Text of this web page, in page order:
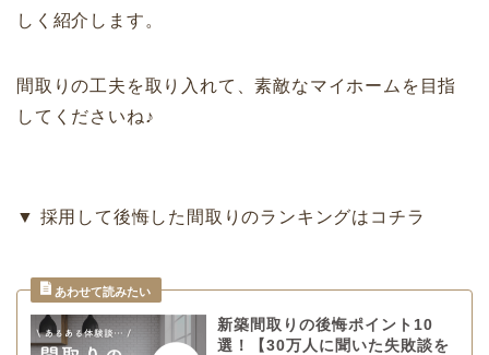
しく紹介します。
間取りの工夫を取り入れて、素敵なマイホームを目指
してくださいね♪
▼ 採用して後悔した間取りのランキングはコチラ
新築間取りの後悔ポイント10
選！【30万人に聞いた失敗談を